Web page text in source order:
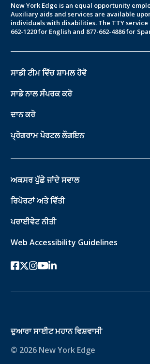
New York Edge is an equal opportunity
Auxiliary aids and services are available
individuals with disabilities. The TTY service
662-1220 for English and 877-662-4886 for
ਸਾਡੀ ਟੀਮ ਵਿੱਚ ਸ਼ਾਮਲ ਹੋਵੋ
ਸਾਡੇ ਨਾਲ ਸੰਪਰਕ ਕਰੋ
ਦਾਨ ਕਰੋ
ਪ੍ਰੋਗਰਾਮ ਪੋਰਟਲ ਲੌਗਇਨ
ਅਕਸਰ ਪੁੱਛੇ ਜਾਂਦੇ ਸਵਾਲ
ਰਿਪੋਰਟਾਂ ਅਤੇ ਵਿੱਤੀ
ਪਰਾਈਵੇਟ ਨੀਤੀ
Web Accessibility Guidelines
ਫੇਸਬੁੱਕ
ਟਵਿੱਟਰ-ਐਕਸ
instagram
youtube
ਲਿੰਕਡਇਨ
ਦੁਆਰਾ ਸਾਈਟਮਹਾਨ ਵਿਸ਼ਵਾਸੀ
© 2026 New York Edge